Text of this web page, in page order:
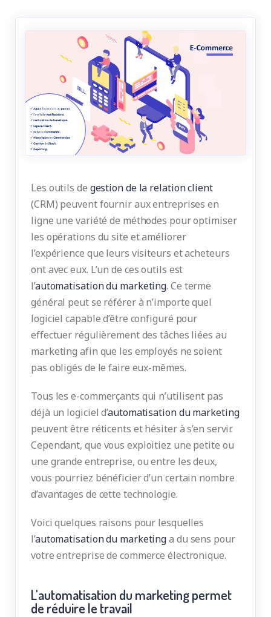
Les outils de gestion de la relation client
(CRM) peuvent fournir aux entreprises en
ligne une variété de méthodes pour optimiser
les opérations du site et améliorer
l’expérience que leurs visiteurs et acheteurs
ont avec eux. L’un de ces outils est
l’automatisation du marketing. Ce terme
général peut se référer à n’importe quel
logiciel capable d’être configuré pour
effectuer régulièrement des tâches liées au
marketing afin que les employés ne soient
pas obligés de le faire eux-mêmes.
Tous les e-commerçants qui n’utilisent pas
déjà un logiciel d’automatisation du marketing
peuvent être réticents et hésiter à s’en servir.
Cependant, que vous exploitiez une petite ou
une grande entreprise, ou entre les deux,
vous pourriez bénéficier d’un certain nombre
d’avantages de cette technologie.
Voici quelques raisons pour lesquelles
l’automatisation du marketinga du sens pour
votre entreprise de commerce électronique.
L'automatisation du marketing permet
de réduire le travail